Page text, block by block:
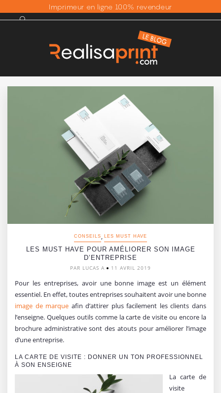
Imprimeur en ligne 100% revendeur
CONSEILS, LES MUST HAVE
LES MUST HAVE POUR AMÉLIORER SON IMAGE
D’ENTREPRISE
PAR LUCAS A 11 AVRIL 2019
Pour les entreprises, avoir une bonne image est un élément
essentiel. En effet, toutes entreprises souhaitent avoir une bonne
image de marque afin d’attirer plus facilement les clients dans
l’enseigne. Quelques outils comme la carte de visite ou encore la
brochure administrative sont des atouts pour améliorer l’image
d’une entreprise.
LA CARTE DE VISITE : DONNER UN TON PROFESSIONNEL
À SON ENSEIGNE
La carte de
visite